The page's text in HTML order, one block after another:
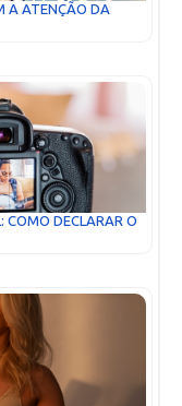
A ATENÇÃO DA
COMO DECLARAR O